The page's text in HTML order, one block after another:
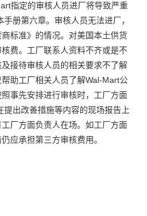
指定的审核人员进厂将导致严重
册第六章。审核人员无法进厂，
标准》的情况。对美国本土供货
费。工厂联系人资料不齐或是不
接待审核人员的相关要求不了解
助工厂相关人员了解Wal-Mart公
事先安排进行审核时，工厂方面
出改善措施等内容的现场报告上
厂方面负责人在场。如工厂方面
应承担第三方审核费用。